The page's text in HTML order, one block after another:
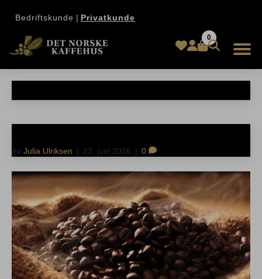
Bedriftskunde | Privatkunde
0
Av Julia Ulriksen | 22. juni 2026 | 0